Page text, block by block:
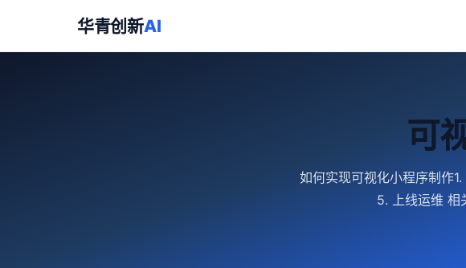
华青创新AI
可
如何实现可视化小程序制作
5. 上线运维 相